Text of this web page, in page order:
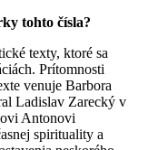
tohto čísla?
texty, ktoré sa
Prítomnosti
venuje Barbora
Ladislav Zarecký v
Antonovi
spirituality a